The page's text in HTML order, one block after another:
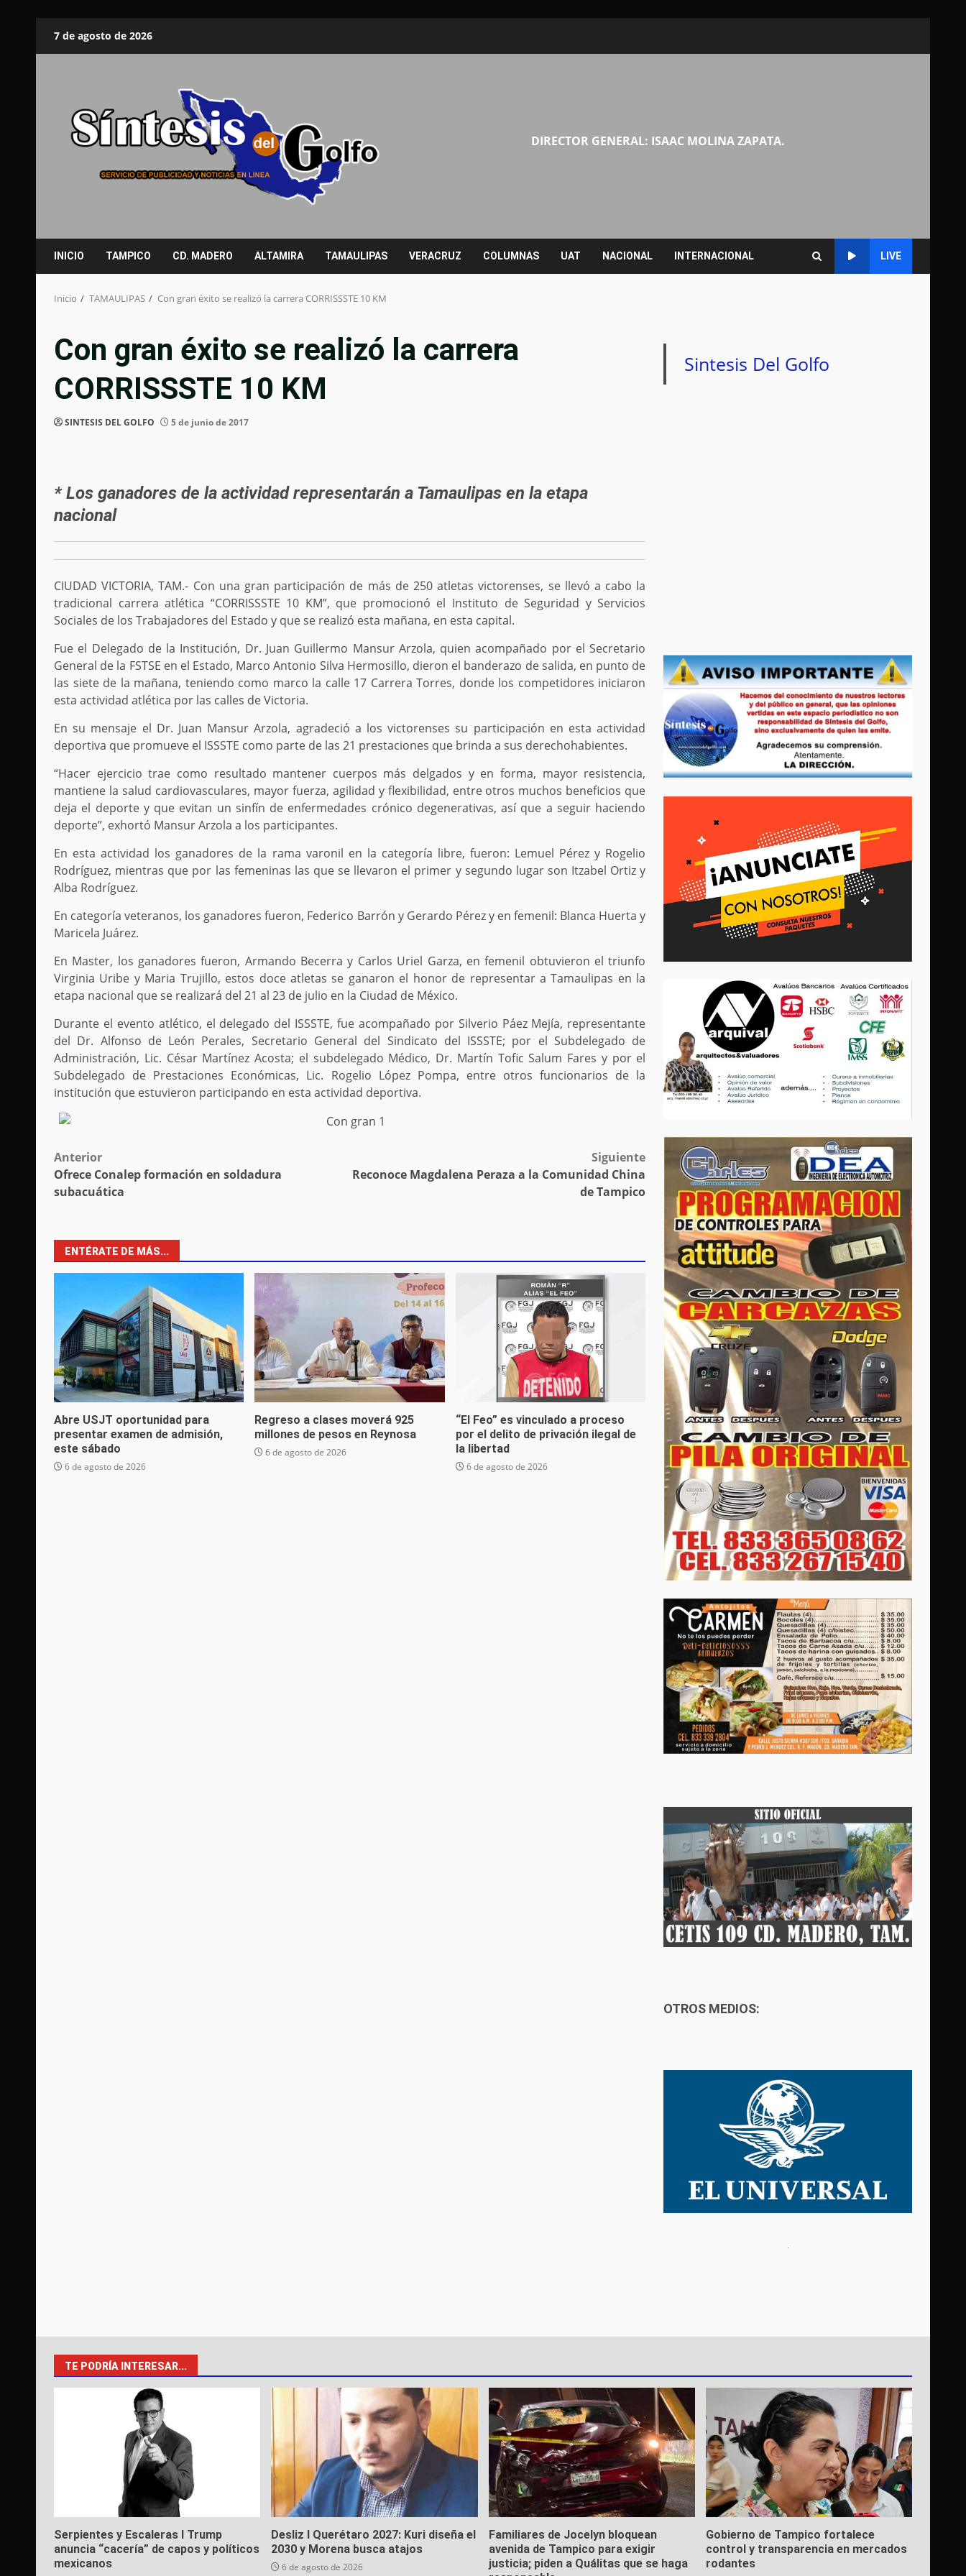
7 de agosto de 2026
DIRECTOR GENERAL: ISAAC MOLINA ZAPATA.
INICIO TAMPICO CD. MADERO ALTAMIRA TAMAULIPAS VERACRUZ COLUMNAS UAT NACIONAL INTERNACIONAL LIVE
Inicio TAMAULIPAS Con gran éxito se realizó la carrera CORRISSSTE 10 KM
Con gran éxito se realizó la carrera
CORRISSSTE 10 KM
SINTESIS DEL GOLFO 5 de junio de 2017
* Los ganadores de la actividad representarán a Tamaulipas en la etapa
nacional
CIUDAD VICTORIA, TAM.- Con una gran participación de más de 250 atletas victorenses, se llevó a cabo la
tradicional carrera atlética “CORRISSSTE 10 KM”, que promocionó el Instituto de Seguridad y Servicios
Sociales de los Trabajadores del Estado y que se realizó esta mañana, en esta capital.
Fue el Delegado de la Institución, Dr. Juan Guillermo Mansur Arzola, quien acompañado por el Secretario
General de la FSTSE en el Estado, Marco Antonio Silva Hermosillo, dieron el banderazo de salida, en punto de
las siete de la mañana, teniendo como marco la calle 17 Carrera Torres, donde los competidores iniciaron
esta actividad atlética por las calles de Victoria.
En su mensaje el Dr. Juan Mansur Arzola, agradeció a los victorenses su participación en esta actividad
deportiva que promueve el ISSSTE como parte de las 21 prestaciones que brinda a sus derechohabientes.
“Hacer ejercicio trae como resultado mantener cuerpos más delgados y en forma, mayor resistencia,
mantiene la salud cardiovasculares, mayor fuerza, agilidad y flexibilidad, entre otros muchos beneficios que
deja el deporte y que evitan un sinfín de enfermedades crónico degenerativas, así que a seguir haciendo
deporte”, exhortó Mansur Arzola a los participantes.
En esta actividad los ganadores de la rama varonil en la categoría libre, fueron: Lemuel Pérez y Rogelio
Rodríguez, mientras que por las femeninas las que se llevaron el primer y segundo lugar son Itzabel Ortiz y
Alba Rodríguez.
En categoría veteranos, los ganadores fueron, Federico Barrón y Gerardo Pérez y en femenil: Blanca Huerta y
Maricela Juárez.
En Master, los ganadores fueron, Armando Becerra y Carlos Uriel Garza, en femenil obtuvieron el triunfo
Virginia Uribe y Maria Trujillo, estos doce atletas se ganaron el honor de representar a Tamaulipas en la
etapa nacional que se realizará del 21 al 23 de julio en la Ciudad de México.
Durante el evento atlético, el delegado del ISSSTE, fue acompañado por Silverio Páez Mejía, representante
del Dr. Alfonso de León Perales, Secretario General del Sindicato del ISSSTE; por el Subdelegado de
Administración, Lic. César Martínez Acosta; el subdelegado Médico, Dr. Martín Tofic Salum Fares y por el
Subdelegado de Prestaciones Económicas, Lic. Rogelio López Pompa, entre otros funcionarios de la
institución que estuvieron participando en esta actividad deportiva.
Post
navigation
Anterior
Ofrece Conalep formación en soldadura
subacuática
Siguiente
Reconoce Magdalena Peraza a la Comunidad China
de Tampico
ENTÉRATE DE MÁS...
Abre USJT oportunidad para
presentar examen de admisión,
este sábado
6 de agosto de 2026
Regreso a clases moverá 925
millones de pesos en Reynosa
6 de agosto de 2026
“El Feo” es vinculado a proceso
por el delito de privación ilegal de
la libertad
6 de agosto de 2026
Sintesis Del Golfo
OTROS MEDIOS:
TE PODRÍA INTERESAR...
Serpientes y Escaleras I Trump
anuncia “cacería” de capos y políticos
mexicanos
Desliz I Querétaro 2027: Kuri diseña el
2030 y Morena busca atajos
6 de agosto de 2026
Familiares de Jocelyn bloquean
avenida de Tampico para exigir
justicia; piden a Quálitas que se haga
Gobierno de Tampico fortalece
control y transparencia en mercados
rodantes